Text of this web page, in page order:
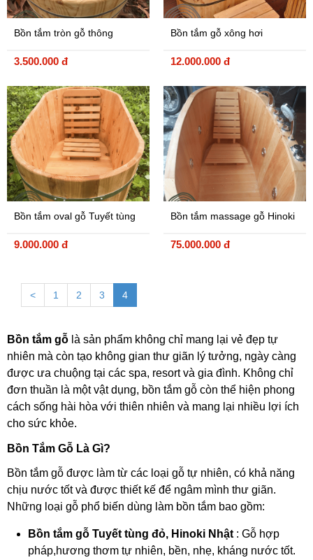
Bồn tắm tròn gỗ thông
3.500.000 đ
Bồn tắm gỗ xông hơi
12.000.000 đ
Bồn tắm oval gỗ Tuyết tùng
9.000.000 đ
Bồn tắm massage gỗ Hinoki
75.000.000 đ
< 1 2 3 4
Bồn tắm gỗ là sản phẩm không chỉ mang lại vẻ đẹp tự
nhiên mà còn tạo không gian thư giãn lý tưởng, ngày càng
được ưa chuộng tại các spa, resort và gia đình. Không chỉ
đơn thuần là một vật dụng, bồn tắm gỗ còn thể hiện phong
cách sống hài hòa với thiên nhiên và mang lại nhiều lợi ích
cho sức khỏe.
Bồn Tắm Gỗ Là Gì?
Bồn tắm gỗ được làm từ các loại gỗ tự nhiên, có khả năng
chịu nước tốt và được thiết kế để ngâm mình thư giãn.
Những loại gỗ phổ biến dùng làm bồn tắm bao gồm:
Bồn tắm gỗ Tuyết tùng đỏ, Hinoki Nhật : Gỗ hợp
pháp,hương thơm tự nhiên, bền, nhẹ, kháng nước tốt.